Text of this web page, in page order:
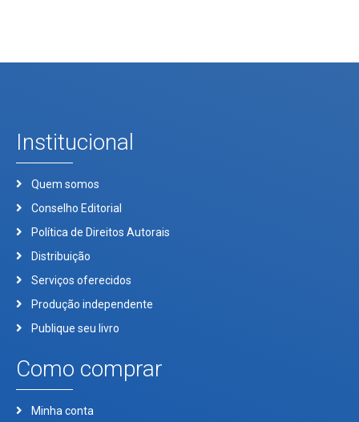
Institucional
Quem somos
Conselho Editorial
Política de Direitos Autorais
Distribuição
Serviços oferecidos
Produção independente
Publique seu livro
Como comprar
Minha conta